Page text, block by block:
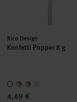
Hersteller:
Rico Design
Konfetti Popper 8 g
4,49 €